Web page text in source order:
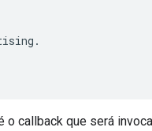
o callback que será